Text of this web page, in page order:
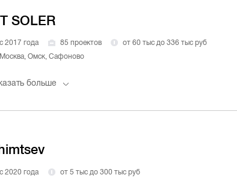
SOLER
с 2017 года 85 проектов
от 60 тыс до 336 тыс руб
Москва, Омск, Сафоново
больше
с 2020 года от 5 тыс до 300 тыс руб